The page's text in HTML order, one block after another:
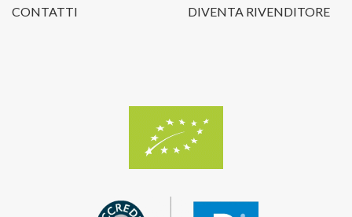
CONTATTI
DIVENTA RIVENDITORE